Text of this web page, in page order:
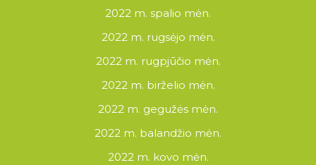
2022 m. spalio mėn.
2022 m. rugsėjo mėn.
2022 m. rugpjūčio mėn.
2022 m. birželio mėn.
2022 m. gegužės mėn.
2022 m. balandžio mėn.
2022 m. kovo mėn.